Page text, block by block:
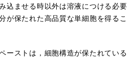
込ませる時以外は溶液につける必要
が保たれた高品質な単細胞を得るこ
ーストは，細胞構造が保たれている